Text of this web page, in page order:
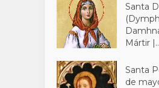
Santa
Mártir
Santa
de